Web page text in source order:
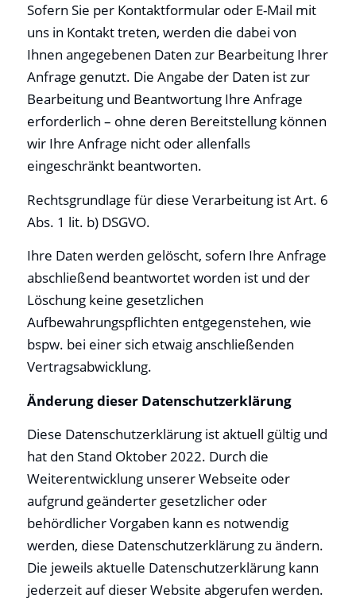
Sofern Sie per Kontaktformular oder E-Mail mit
uns in Kontakt treten, werden die dabei von
Ihnen angegebenen Daten zur Bearbeitung Ihrer
Anfrage genutzt. Die Angabe der Daten ist zur
Bearbeitung und Beantwortung Ihre Anfrage
erforderlich – ohne deren Bereitstellung können
wir Ihre Anfrage nicht oder allenfalls
eingeschränkt beantworten.
Rechtsgrundlage für diese Verarbeitung ist Art. 6
Abs. 1 lit. b) DSGVO.
Ihre Daten werden gelöscht, sofern Ihre Anfrage
abschließend beantwortet worden ist und der
Löschung keine gesetzlichen
Aufbewahrungspflichten entgegenstehen, wie
bspw. bei einer sich etwaig anschließenden
Vertragsabwicklung.
Änderung dieser Datenschutzerklärung
Diese Datenschutzerklärung ist aktuell gültig und
hat den Stand Oktober 2022. Durch die
Weiterentwicklung unserer Webseite oder
aufgrund geänderter gesetzlicher oder
behördlicher Vorgaben kann es notwendig
werden, diese Datenschutzerklärung zu ändern.
Die jeweils aktuelle Datenschutzerklärung kann
jederzeit auf dieser Website abgerufen werden.